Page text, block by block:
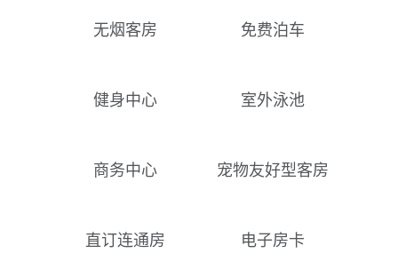
无烟客房 免费泊车
健身中心 室外泳池
商务中心 宠物友好型客房
直订连通房 电子房卡